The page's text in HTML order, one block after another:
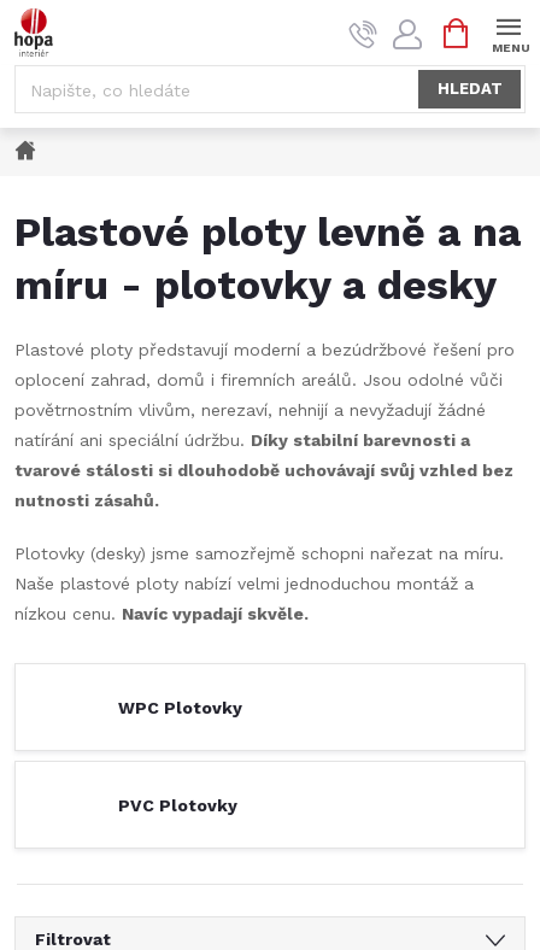
Přejít
na
HLEDAT
NÁKUPNÍ
KOŠÍK
Plastové ploty levně a na
míru - plotovky a desky
Plastové ploty představují moderní a bezúdržbové řešení pro
oplocení zahrad, domů i firemních areálů. Jsou odolné vůči
povětrnostním vlivům, nerezaví, nehnijí a nevyžadují žádné
natírání ani speciální údržbu. Díky stabilní barevnosti a
tvarové stálosti si dlouhodobě uchovávají svůj vzhled bez
nutnosti zásahů.
Plotovky (desky) jsme samozřejmě schopni nařezat na míru.
Naše plastové ploty nabízí velmi jednoduchou montáž a
nízkou cenu. Navíc vypadají skvěle.
WPC Plotovky
PVC Plotovky
Filtrovat